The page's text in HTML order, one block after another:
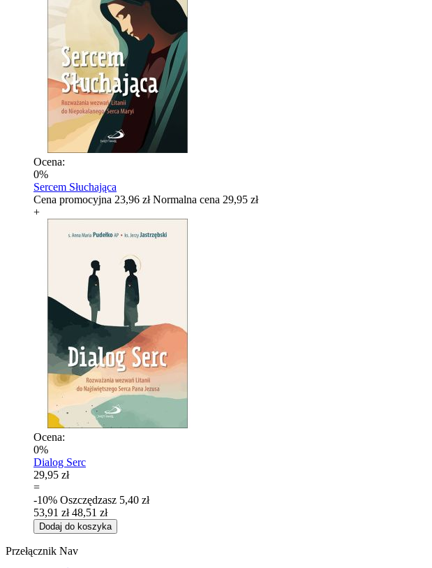
Ocena:
0%
Sercem Słuchająca
Cena promocyjna 23,96 zł Normalna cena 29,95 zł
+
Ocena:
0%
Dialog Serc
29,95 zł
=
-10% Oszczędzasz 5,40 zł
53,91 zł 48,51 zł
Dodaj do koszyka
Przełącznik Nav